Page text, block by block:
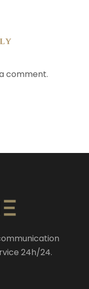
comment.
24h/24.